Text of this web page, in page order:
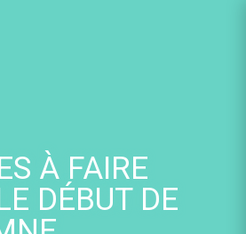
À FAIRE
DÉBUT DE